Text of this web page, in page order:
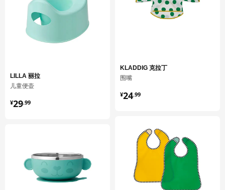
LILLA 丽拉
儿童便壶
¥29.99
¥ 29.99
KLADDIG 克拉丁
围嘴
¥24.99
¥ 24.99